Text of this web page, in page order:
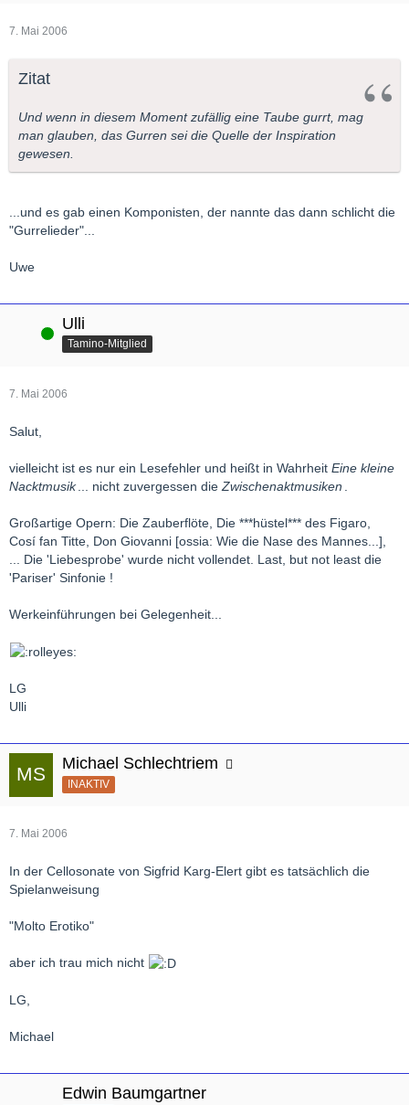
7. Mai 2006
Zitat
Und wenn in diesem Moment zufällig eine Taube gurrt, mag
man glauben, das Gurren sei die Quelle der Inspiration
gewesen.
...und es gab einen Komponisten, der nannte das dann schlicht die
"Gurrelieder"...
Uwe
Online Ulli
Tamino-Mitglied
7. Mai 2006
Salut,
vielleicht ist es nur ein Lesefehler und heißt in Wahrheit Eine kleine
Nacktmusik
... nicht zuvergessen die Zwischenaktmusiken
Großartige Opern: Die Zauberflöte, Die ***hüstel*** des Figaro,
Cosí fan Titte, Don Giovanni [ossia: Wie die Nase des Mannes...],
... Die 'Liebesprobe' wurde nicht vollendet. Last, but not least die
'Pariser' Sinfonie !
Werkeinführungen bei Gelegenheit...
LG
Ulli
Michael Schlechtriem
INAKTIV
7. Mai 2006
In der Cellosonate von Sigfrid Karg-Elert gibt es tatsächlich die
Spielanweisung
"Molto Erotiko"
aber ich trau mich nicht
LG,
Michael
Edwin Baumgartner